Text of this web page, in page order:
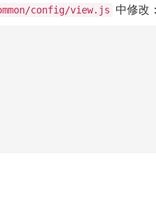
config/view.js 中修改：